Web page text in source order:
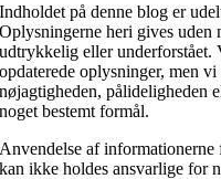
Indholdet på denne blog er
Oplysningerne heri gives uden
udtrykkelig eller underforstået.
opdaterede oplysninger, men
nøjagtigheden, pålideligheden
noget bestemt formål.
Anvendelse af
kan ikke holdes ansvarlige for